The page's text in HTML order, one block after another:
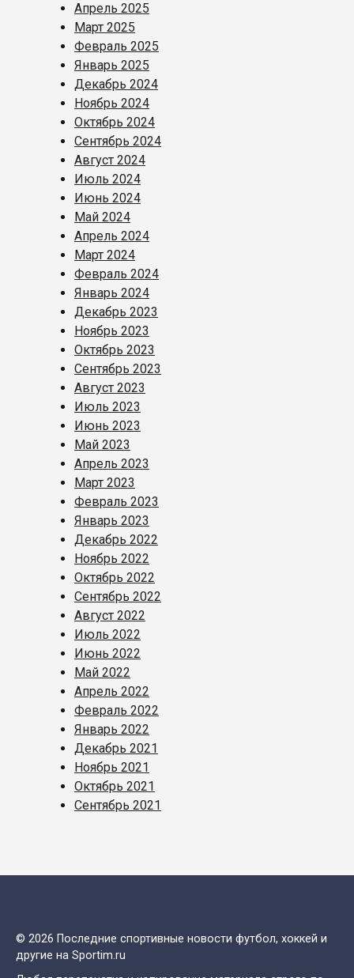
Апрель 2025
Март 2025
Февраль 2025
Январь 2025
Декабрь 2024
Ноябрь 2024
Октябрь 2024
Сентябрь 2024
Август 2024
Июль 2024
Июнь 2024
Май 2024
Апрель 2024
Март 2024
Февраль 2024
Январь 2024
Декабрь 2023
Ноябрь 2023
Октябрь 2023
Сентябрь 2023
Август 2023
Июль 2023
Июнь 2023
Май 2023
Апрель 2023
Март 2023
Февраль 2023
Январь 2023
Декабрь 2022
Ноябрь 2022
Октябрь 2022
Сентябрь 2022
Август 2022
Июль 2022
Июнь 2022
Май 2022
Апрель 2022
Февраль 2022
Январь 2022
Декабрь 2021
Ноябрь 2021
Октябрь 2021
Сентябрь 2021
© 2026 Последние спортивные новости футбол, хоккей и
другие на Sportim.ru